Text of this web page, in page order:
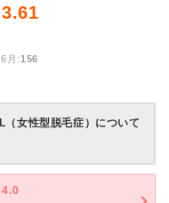
3.61
:156
女性型脱毛症）について
4.0